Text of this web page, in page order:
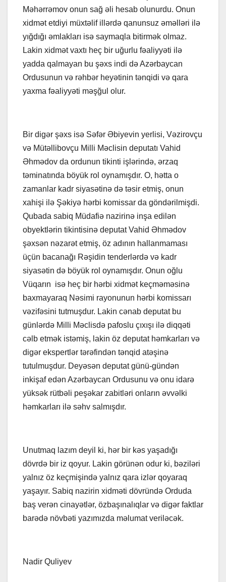
Məhərrəmov onun sağ əli hesab olunurdu. Onun
xidmət etdiyi müxtəlif illərdə qanunsuz əməlləri ilə
yığdığı əmlakları isə saymaqla bitirmək olmaz.
Lakin xidmət vaxtı heç bir uğurlu fəaliyyəti ilə
yadda qalmayan bu şəxs indi də Azərbaycan
Ordusunun və rəhbər heyətinin tənqidi və qara
yaxma fəaliyyəti məşğul olur.
Bir digər şəxs isə Səfər Əbiyevin yerlisi, Vəzirovçu
və Mütəllibovçu Milli Məclisin deputatı Vahid
Əhmədov da ordunun tikinti işlərində, ərzaq
təminatında böyük rol oynamışdır. O, hətta o
zamanlar kadr siyasətinə də təsir etmiş, onun
xahişi ilə Şəkiyə hərbi komissar da göndərilmişdi.
Qubada sabiq Müdafiə nazirinə inşa edilən
obyektlərin tikintisinə deputat Vahid Əhmədov
şəxsən nəzarət etmiş, öz adının hallanmaması
üçün bacanağı Rəşidin tenderlərdə və kadr
siyasətin də böyük rol oynamışdır. Onun oğlu
Vüqarın isə heç bir hərbi xidmət keçməməsinə
baxmayaraq Nəsimi rayonunun hərbi komissarı
vəzifəsini tutmuşdur. Lakin cənab deputat bu
günlərdə Milli Məclisdə pafoslu çıxışı ilə diqqəti
cəlb etmək istəmiş, lakin öz deputat həmkarları və
digər ekspertlər tərəfindən tənqid atəşinə
tutulmuşdur. Deyəsən deputat günü-gündən
inkişaf edən Azərbaycan Ordusunu və onu idarə
yüksək rütbəli peşəkar zabitləri onların əvvəlki
həmkarları ilə səhv salmışdır.
Unutmaq lazım deyil ki, hər bir kəs yaşadığı
dövrdə bir iz qoyur. Lakin görünən odur ki, bəziləri
yalnız öz keçmişində yalnız qara izlər qoyaraq
yaşayır. Sabiq nazirin xidməti dövründə Orduda
baş verən cinayətlər, özbaşınalıqlar və digər faktlar
barədə növbəti yazımızda məlumat veriləcək.
Nadir Quliyev